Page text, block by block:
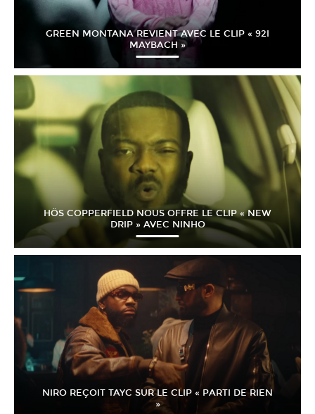
GREEN MONTANA REVIENT AVEC LE CLIP « 92I
MAYBACH »
HÖS COPPERFIELD NOUS OFFRE LE CLIP « NEW
DRIP » AVEC NINHO
NIRO REÇOIT TAYC SUR LE CLIP « PARTI DE RIEN
»